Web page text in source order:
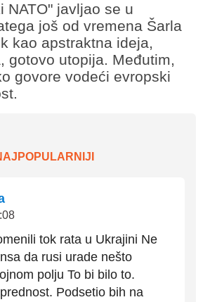
NATO" javljao se u
još od vremena Šarla
kao apstraktna ideja,
gotovo utopija. Međutim,
govore vodeći evropski
tok rata u Ukrajini Ne
da rusi urade nešto
polju To bi bilo to.
Podsetio bih na